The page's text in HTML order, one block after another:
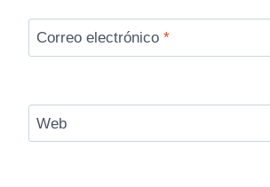
Correo electrónico *
Web